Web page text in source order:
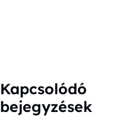
Kapcsolódó
bejegyzések